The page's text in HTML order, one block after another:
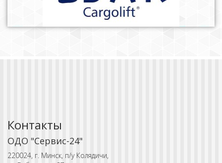
Контакты
ОДО "Сервис-24"
220024, г. Минск, п/у Колядичи,